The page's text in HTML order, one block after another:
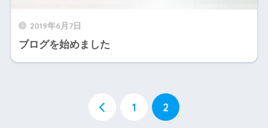
2019年6月7日
ブログを始めました
1 2